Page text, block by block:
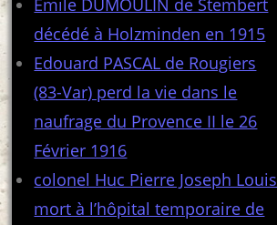
décédé à Holzminden en 1915
Edouard PASCAL de Rougiers
(83-Var) perd la vie dans le
naufrage du Provence II le 26
Février 1916
colonel Huc Pierre Joseph Louis
mort à l’hôpital temporaire de